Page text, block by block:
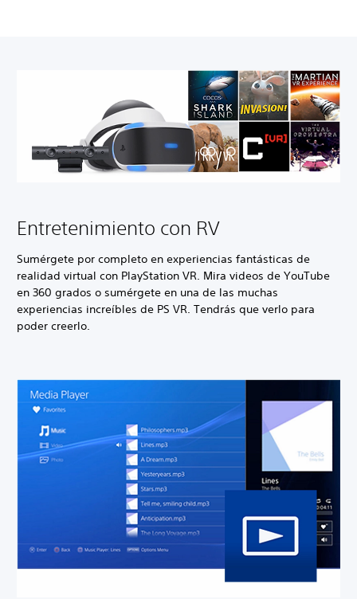
Entretenimiento con RV
Sumérgete por completo en experiencias fantásticas de
realidad virtual con PlayStation VR. Mira videos de YouTube
en 360 grados o sumérgete en una de las muchas
experiencias increíbles de PS VR. Tendrás que verlo para
poder creerlo.